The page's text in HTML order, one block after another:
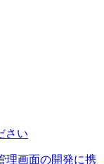
さい
理画面の開発に携